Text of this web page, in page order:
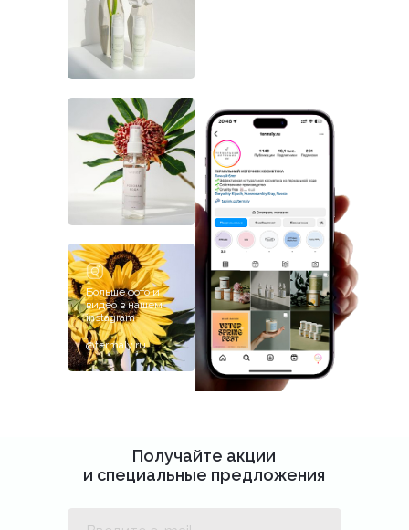
inst
@termaly.ru
Больше фото и
видео в нашем
instagram
Получайте акции
и специальные предложения